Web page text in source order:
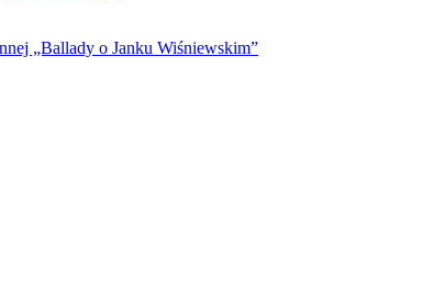
„Ballady o Janku Wiśniewskim”